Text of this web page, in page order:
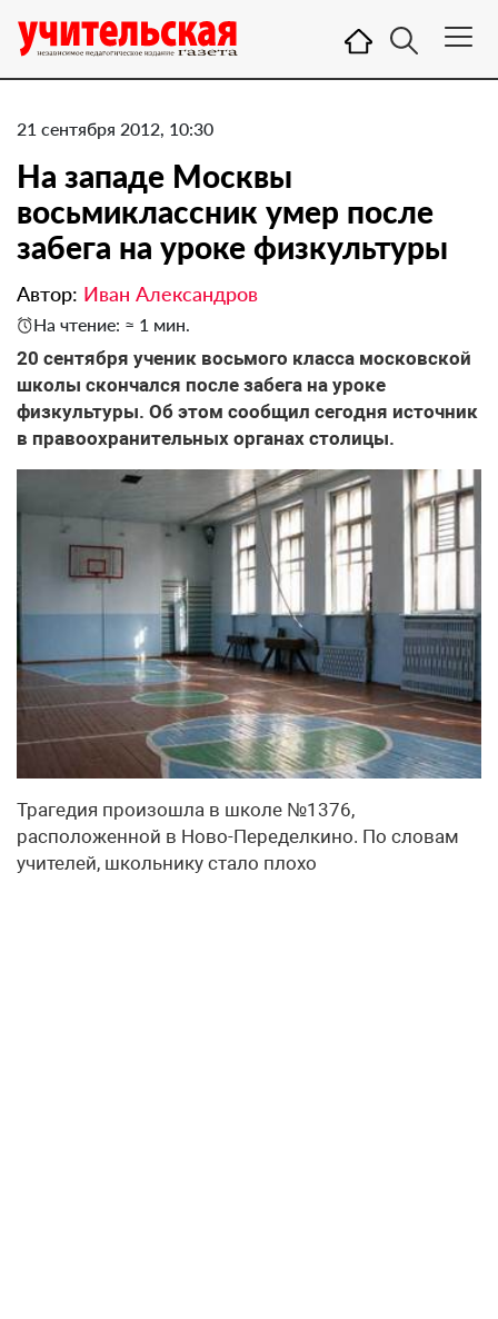
21 сентября 2012, 10:30
На западе Москвы
восьмиклассник умер после
забега на уроке физкультуры
Автор: Иван Александров
На чтение: ≈ 1 мин.
20 сентября ученик восьмого класса московской
школы скончался после забега на уроке
физкультуры. Об этом сообщил сегодня источник
в правоохранительных органах столицы.
Трагедия произошла в школе №1376,
расположенной в Ново-Переделкино. По словам
учителей, школьнику стало плохо